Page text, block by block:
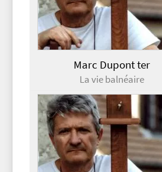
Marc Dupont ter
La vie balnéaire